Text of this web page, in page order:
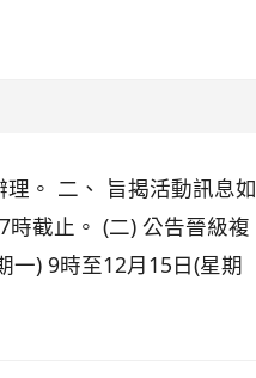
。 二、 旨揭活動訊息如
截止。 (二) 公告晉級複
一) 9時至12月15日(星期